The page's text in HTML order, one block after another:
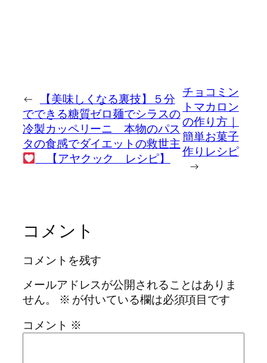
←
【美味しくなる裏技】５分
でできる糖質ゼロ麺でシラスの
冷製カッペリーニ 本物のパス
タの食感でダイエットの救世主
【アヤクック レシピ】
チョコミン
トマカロン
の作り方｜
簡単お菓子
作りレシピ
→
コメント
コメントを残す
メールアドレスが公開されることはありま
せん。
※ が付いている欄は必須項目です
コメント ※